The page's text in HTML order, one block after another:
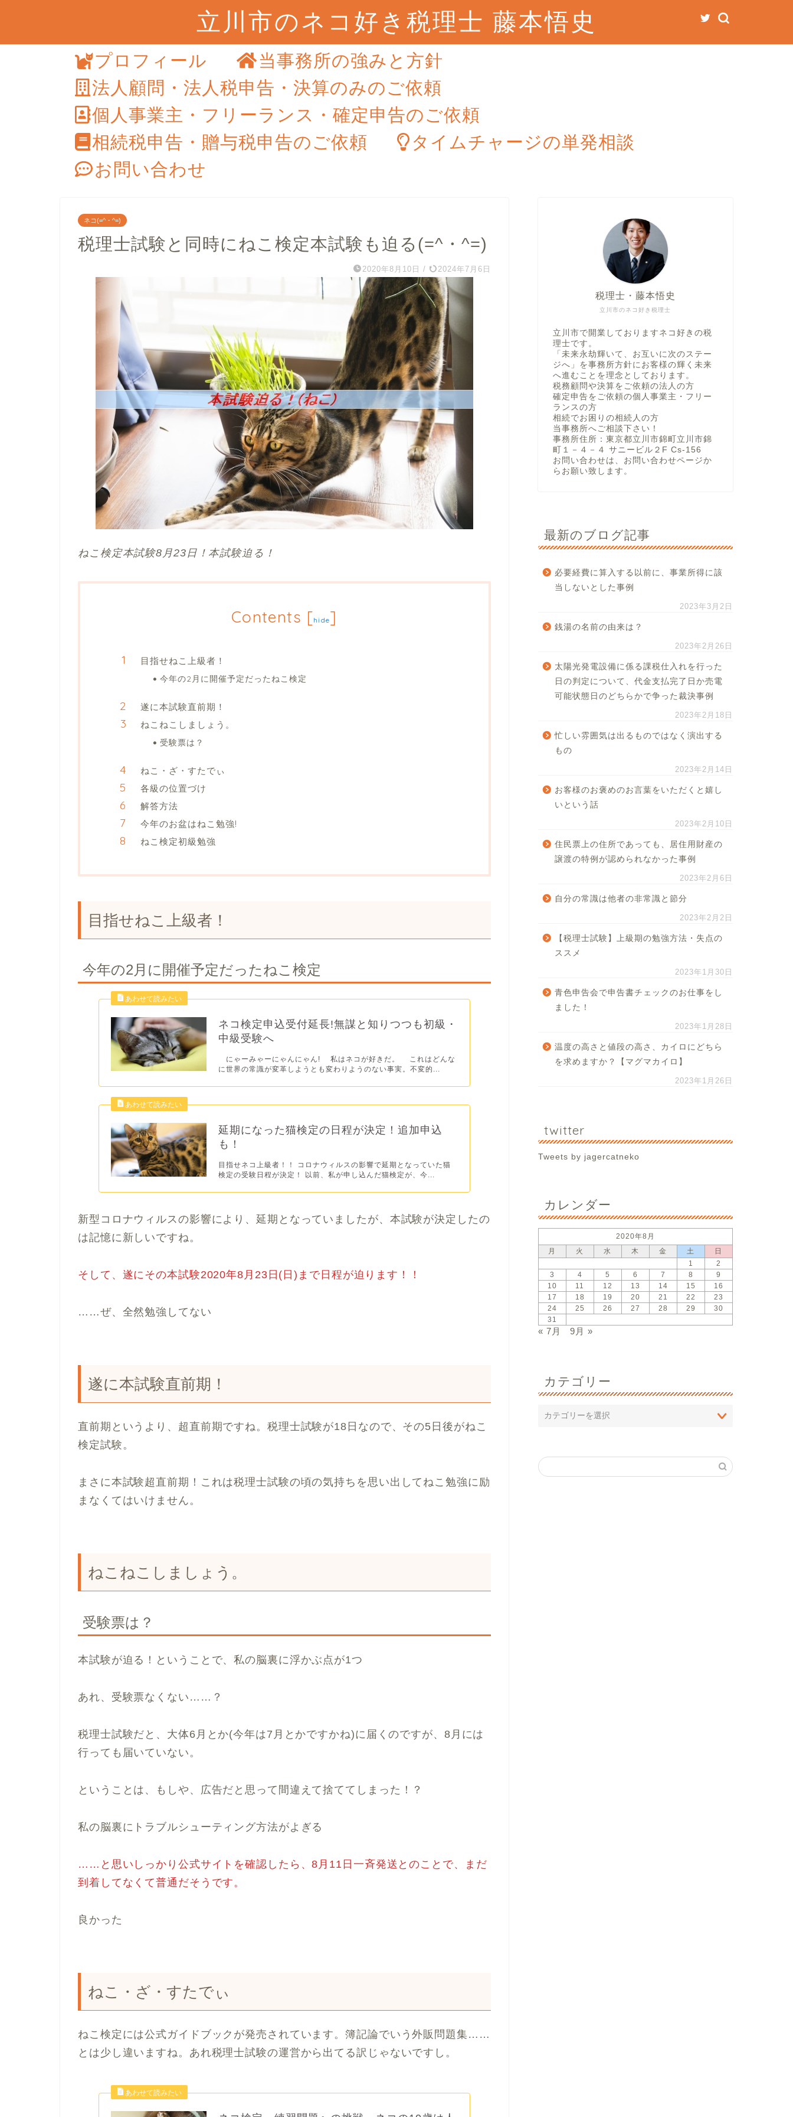
立川市のネコ好き税理士 藤本悟史
プロフィール
当事務所の強みと方針
法人顧問・法人税申告・決算のみのご依頼
個人事業主・フリーランス・確定申告のご依頼
相続税申告・贈与税申告のご依頼
タイムチャージの単発相談
お問い合わせ
ネコ(=^・^=)
税理士試験と同時にねこ検定本試験も迫る(=^・^=)
2020年8月10日 / 2024年7月6日
ねこ検定本試験8月23日！本試験迫る！
Contents [hide]
目指せねこ上級者！
今年の2月に開催予定だったねこ検定
遂に本試験直前期！
ねこねこしましょう。
受験票は？
ねこ・ざ・すたでぃ
各級の位置づけ
解答方法
今年のお盆はねこ勉強!
ねこ検定初級勉強
目指せねこ上級者！
今年の2月に開催予定だったねこ検定
ネコ検定申込受付延長!無謀と知りつつも初級・
中級受験へ
にゃーみゃーにゃんにゃん! 私はネコが好きだ。 これはどんな
に世界の常識が変革しようとも変わりようのない事実。不変的...
延期になった猫検定の日程が決定！追加申込
も！
目指せネコ上級者！！ コロナウィルスの影響で延期となっていた猫
検定の受験日程が決定！ 以前、私が申し込んだ猫検定が、今...
新型コロナウィルスの影響により、延期となっていましたが、本試験が決定したの
は記憶に新しいですね。
そして、遂にその本試験2020年8月23日(日)まで日程が迫ります！！
……ぜ、全然勉強してない
遂に本試験直前期！
直前期というより、超直前期ですね。税理士試験が18日なので、その5日後がねこ
検定試験。
まさに本試験超直前期！これは税理士試験の頃の気持ちを思い出してねこ勉強に励
まなくてはいけません。
ねこねこしましょう。
受験票は？
本試験が迫る！ということで、私の脳裏に浮かぶ点が1つ
あれ、受験票なくない……？
税理士試験だと、大体6月とか(今年は7月とかですかね)に届くのですが、8月には
行っても届いていない。
ということは、もしや、広告だと思って間違えて捨ててしまった！？
私の脳裏にトラブルシューティング方法がよぎる
……と思いしっかり公式サイトを確認したら、8月11日一斉発送とのことで、まだ
到着してなくて普通だそうです。
良かった
ねこ・ざ・すたでぃ
ねこ検定には公式ガイドブックが発売されています。簿記論でいう外販問題集……
とは少し違いますね。あれ税理士試験の運営から出てる訳じゃないですし。
立川市のネコ好き税理士
税理士・藤本悟史
立川市で開業しておりますネコ好きの税
理士です。
「未来永劫輝いて、お互いに次のステー
ジへ」を事務所方針にお客様の輝く未来
へ進むことを理念としております。
税務顧問や決算をご依頼の法人の方
確定申告をご依頼の個人事業主・フリー
ランスの方
相続でお困りの相続人の方
当事務所へご相談下さい！
事務所住所：東京都立川市錦町立川市錦
町１－４－４ サニービル２F Cs-156
お問い合わせは、お問い合わせページか
らお願い致します。
最新のブログ記事
必要経費に算入する以前に、事業所得に該
当しないとした事例
2023年3月2日
銭湯の名前の由来は？
2023年2月26日
太陽光発電設備に係る課税仕入れを行った
日の判定について、代金支払完了日か売電
可能状態日のどちらかで争った裁決事例
2023年2月18日
忙しい雰囲気は出るものではなく演出する
もの
2023年2月14日
お客様のお褒めのお言葉をいただくと嬉し
いという話
2023年2月10日
住民票上の住所であっても、居住用財産の
譲渡の特例が認められなかった事例
2023年2月6日
自分の常識は他者の非常識と節分
2023年2月2日
【税理士試験】上級期の勉強方法・失点の
ススメ
2023年1月30日
青色申告会で申告書チェックのお仕事をし
ました！
2023年1月28日
温度の高さと値段の高さ、カイロにどちら
を求めますか？【マグマカイロ】
2023年1月26日
twitter
Tweets by jagercatneko
カレンダー
2020年8月
月
火 水 木 金 土
日
1
2
3
4 5 6 7 8
9
10
11 12 13 14 15
16
17
18 19 20 21 22
23
24
25 26 27 28 29
30
31
« 7月 9月 »
カテゴリー